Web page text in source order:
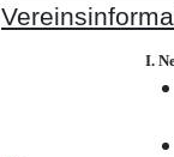
I.